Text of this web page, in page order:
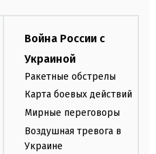
Война России с
Украиной
Ракетные обстрелы
Карта боевых действий
Мирные переговоры
Воздушная тревога в
Украине